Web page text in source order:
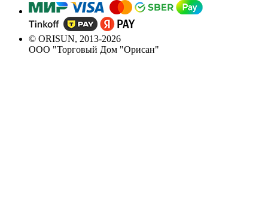
© ORISUN, 2013-2026
ООО "Торговый Дом "Орисан"